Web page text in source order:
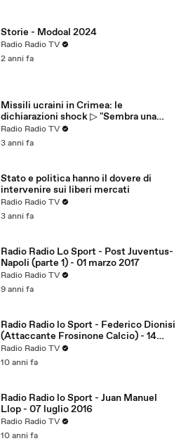
Storie - Modoal 2024
Radio Radio TV
2 anni fa
Missili ucraini in Crimea: le
dichiarazioni shock ▷ "Sembra una
pulizia etnica"
Radio Radio TV
3 anni fa
Stato e politica hanno il dovere di
intervenire sui liberi mercati
Radio Radio TV
3 anni fa
Radio Radio Lo Sport - Post Juventus-
Napoli (parte 1) - 01 marzo 2017
Radio Radio TV
9 anni fa
Radio Radio lo Sport - Federico Dionisi
(Attaccante Frosinone Calcio) - 14
settembre 2016
Radio Radio TV
10 anni fa
Radio Radio lo Sport - Juan Manuel
Llop - 07 luglio 2016
Radio Radio TV
10 anni fa